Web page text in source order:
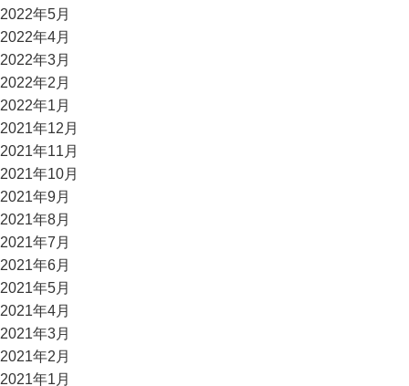
2022年5月
2022年4月
2022年3月
2022年2月
2022年1月
2021年12月
2021年11月
2021年10月
2021年9月
2021年8月
2021年7月
2021年6月
2021年5月
2021年4月
2021年3月
2021年2月
2021年1月